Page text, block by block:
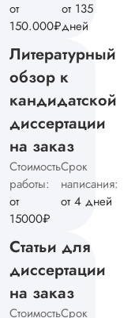
от
150.000₽
от 135
дней
Литературный
обзор к
кандидатской
диссертации
на заказ
Стоимость
работы:
от
15000₽
Срок
написания:
от 4 дней
Статьи для
диссертации
на заказ
СтоимостьСрок
Автор выполнил
кандидатскую
физике на твердую
«четвертку». Мне
подобрали
подходящие
исследования,
разработали ход
действий над
поставленной
проблемой,
выполнили все
необходимые
требованиям гост.
недостатков – ...
Читать полный